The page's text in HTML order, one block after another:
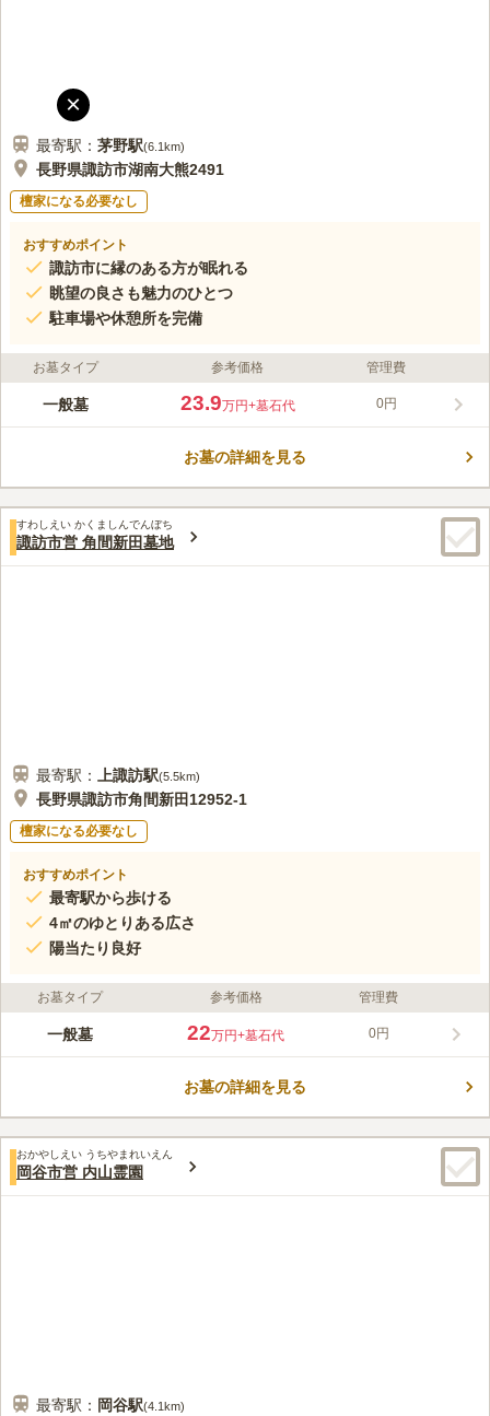
最寄駅： 茅野駅(6.1km)
長野県諏訪市湖南大熊2491
檀家になる必要なし
おすすめポイント
諏訪市に縁のある方が眠れる
眺望の良さも魅力のひとつ
駐車場や休憩所を完備
お墓タイプ 参考価格 管理費
一般墓 23.9万円+墓石代 0円
お墓の詳細を見る
すわしえい かくましんでんぼち
諏訪市営 角間新田墓地
最寄駅： 上諏訪駅(5.5km)
長野県諏訪市角間新田12952-1
檀家になる必要なし
おすすめポイント
最寄駅から歩ける
4㎡のゆとりある広さ
陽当たり良好
お墓タイプ 参考価格 管理費
一般墓 22万円+墓石代 0円
お墓の詳細を見る
おかやしえい うちやまれいえん
岡谷市営 内山霊園
最寄駅： 岡谷駅(4.1km)
×